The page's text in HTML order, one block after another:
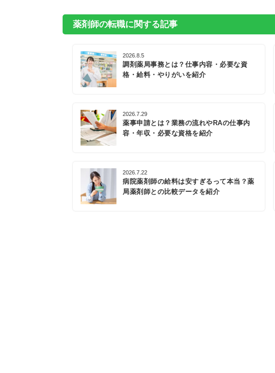
薬剤師の転職に関する記事
2026.8.5
調剤薬局事務とは？仕事内容・必要な資
格・給料・やりがいを紹介
2026.7.29
薬事申請とは？業務の流れやRAの仕事内
容・年収・必要な資格を紹介
2026.7.22
病院薬剤師の給料は安すぎるって本当？薬
局薬剤師との比較データを紹介